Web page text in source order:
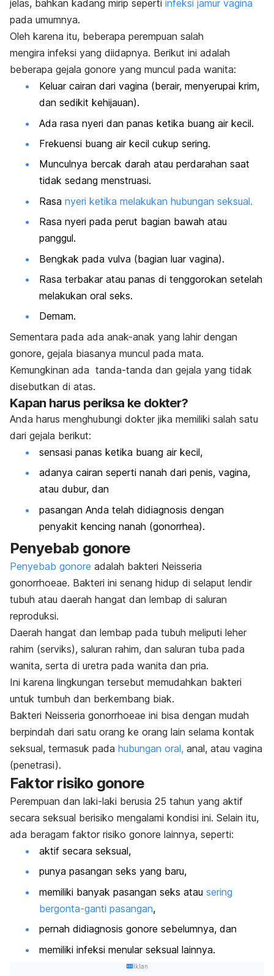
jelas, bahkan kadang mirip seperti infeksi jamur vagina
pada umumnya.
Oleh karena itu, beberapa perempuan salah
mengira infeksi yang diidapnya. Berikut ini adalah
beberapa gejala gonore yang muncul pada wanita:
Keluar cairan dari vagina (berair, menyerupai krim,
dan sedikit kehijauan).
Ada rasa nyeri dan panas ketika buang air kecil.
Frekuensi buang air kecil cukup sering.
Munculnya bercak darah atau perdarahan saat
tidak sedang menstruasi.
Rasa nyeri ketika melakukan hubungan seksual.
Rasa nyeri pada perut bagian bawah atau
panggul.
Bengkak pada vulva (bagian luar vagina).
Rasa terbakar atau panas di tenggorokan setelah
melakukan oral seks.
Demam.
Sementara pada ada anak-anak yang lahir dengan
gonore, gejala biasanya muncul pada mata.
Kemungkinan ada tanda-­tanda dan gejala yang tidak
disebutkan di atas.
Kapan harus periksa ke dokter?
Anda harus menghubungi dokter jika memiliki salah satu
dari gejala berikut:
sensasi panas ketika buang air kecil,
adanya cairan seperti nanah dari penis, vagina,
atau dubur, dan
pasangan Anda telah didiagnosis dengan
penyakit kencing nanah (gonorrhea).
Penyebab gonore
Penyebab gonore adalah bakteri Neisseria
gonorrhoeae. Bakteri ini senang hidup di selaput lendir
tubuh atau daerah hangat dan lembap di saluran
reproduksi.
Daerah hangat dan lembap pada tubuh meliputi leher
rahim (serviks), saluran rahim, dan saluran tuba pada
wanita, serta di uretra pada wanita dan pria.
Ini karena lingkungan tersebut memudahkan bakteri
untuk tumbuh dan berkembang biak.
Bakteri Neisseria gonorrhoeae ini bisa dengan mudah
berpindah dari satu orang ke orang lain selama kontak
seksual, termasuk pada hubungan oral, anal, atau vagina
(penetrasi).
Faktor risiko gonore
Perempuan dan laki-laki berusia 25 tahun yang aktif
secara seksual berisiko mengalami kondisi ini. Selain itu,
ada beragam faktor risiko gonore lainnya, seperti:
aktif secara seksual,
punya pasangan seks yang baru,
memiliki banyak pasangan seks atau sering
bergonta-ganti pasangan,
pernah didiagnosis gonore sebelumnya, dan
memiliki infeksi menular seksual lainnya.
Iklan